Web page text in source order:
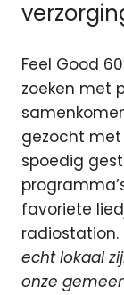
Feel Good
zoeken met
gezocht met
spoedig
favoriete
radiostation.
echt lokaal
onze